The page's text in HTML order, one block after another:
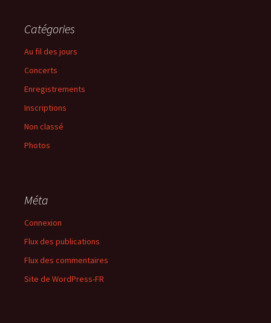
Catégories
Au fil des jours
Concerts
Enregistrements
Inscriptions
Non classé
Photos
Méta
Connexion
Flux des publications
Flux des commentaires
Site de WordPress-FR